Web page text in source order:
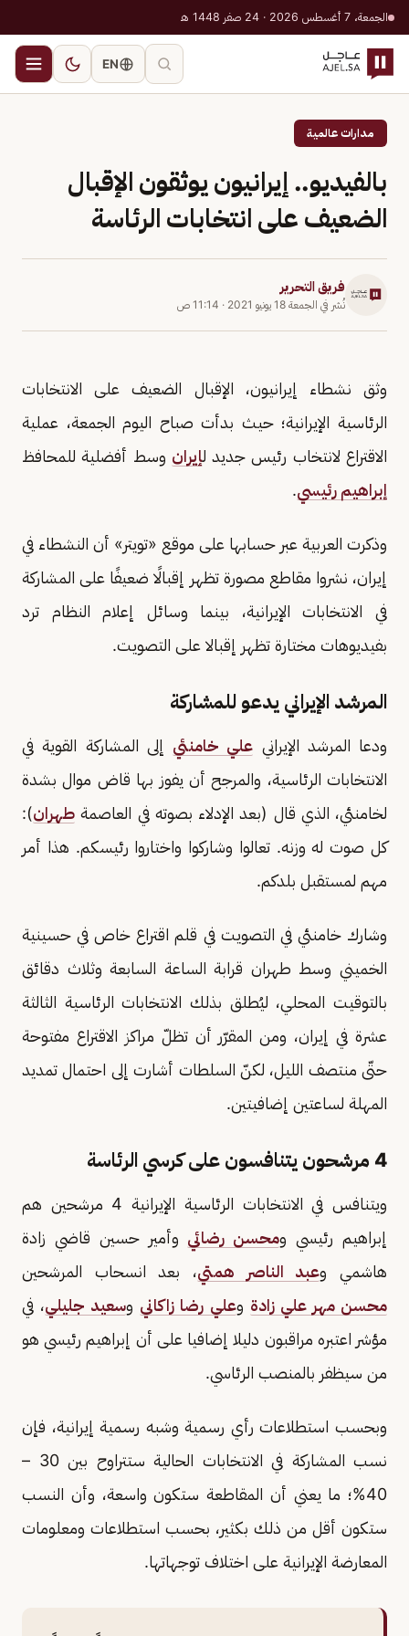
الجمعة، 7 أغسطس 2026 · 24 صفر 1448 هـ
EN
مدارات عالمية
بالفيديو.. إيرانيون يوثقون الإقبال
الضعيف على انتخابات الرئاسة
فريق التحرير
نُشر في الجمعة 18 يونيو 2021 · 11:14 ص
وثق نشطاء إيرانيون، الإقبال الضعيف على الانتخابات
الرئاسية الإيرانية؛ حيث بدأت صباح اليوم الجمعة، عملية
الاقتراع لانتخاب رئيس جديد لإيران وسط أفضلية للمحافظ
إبراهيم رئيسي.
وذكرت العربية عبر حسابها على موقع «تويتر» أن النشطاء في
إيران، نشروا مقاطع مصورة تظهر إقبالًا ضعيفًا على المشاركة
في الانتخابات الإيرانية، بينما وسائل إعلام النظام ترد
بفيديوهات مختارة تظهر إقبالا على التصويت.
المرشد الإيراني يدعو للمشاركة
ودعا المرشد الإيراني علي خامنئي إلى المشاركة القوية في
الانتخابات الرئاسية، والمرجح أن يفوز بها قاض موال بشدة
لخامنئي، الذي قال (بعد الإدلاء بصوته في العاصمة طهران):
كل صوت له وزنه. تعالوا وشاركوا واختاروا رئيسكم. هذا أمر
مهم لمستقبل بلدكم.
وشارك خامنئي في التصويت في قلم اقتراع خاص في حسينية
الخميني وسط طهران قرابة الساعة السابعة وثلاث دقائق
بالتوقيت المحلي، ليُطلق بذلك الانتخابات الرئاسية الثالثة
عشرة في إيران، ومن المقرّر أن تظلّ مراكز الاقتراع مفتوحة
حتّى منتصف الليل، لكنّ السلطات أشارت إلى احتمال تمديد
المهلة لساعتين إضافيتين.
4 مرشحون يتنافسون على كرسي الرئاسة
ويتنافس في الانتخابات الرئاسية الإيرانية 4 مرشحين هم
إبراهيم رئيسي ومحسن رضائي وأمير حسين قاضي زادة
هاشمي وعبد الناصر همتي، بعد انسحاب المرشحين
محسن مهر علي زادة وعلي رضا زاكاني وسعيد جليلي، في
مؤشر اعتبره مراقبون دليلا إضافيا على أن إبراهيم رئيسي هو
من سيظفر بالمنصب الرئاسي.
وبحسب استطلاعات رأي رسمية وشبه رسمية إيرانية، فإن
نسب المشاركة في الانتخابات الحالية ستتراوح بين 30 –
40%؛ ما يعني أن المقاطعة ستكون واسعة، وأن النسب
ستكون أقل من ذلك بكثير، بحسب استطلاعات ومعلومات
المعارضة الإيرانية على اختلاف توجهاتها.